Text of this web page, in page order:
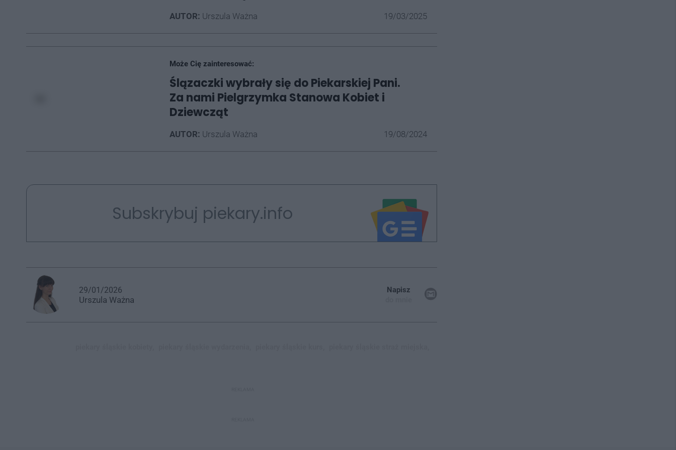
AUTOR: Urszula Ważna 19/03/2025
Może Cię zainteresować:
Ślązaczki wybrały się do Piekarskiej Pani.
Za nami Pielgrzymka Stanowa Kobiet i
Dziewcząt
AUTOR: Urszula Ważna 19/08/2024
Subskrybuj piekary.info
29/01/2026
Urszula Ważna
Napisz